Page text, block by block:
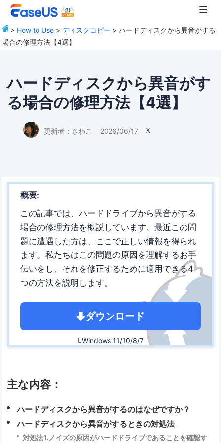
> How to Use >ディスクコピー > ハードディスクから異音がする
場合の修理方法【4選】
ハードディスクから異音がす
る場合の修理方法【4選】
更新者： さわこ 2026/06/17 
概要:
この記事では、ハードドライブから異音がする
場合の修理方法を概説しています。最近この問
題に遭遇した方は、ここで正しい情報を得られ
ます。私たちはこの問題の原因を理解するお手
伝いをし、それを修正するために適用できる4
つの方法を説明します。
ダウンロード
Windows 11/10/8/7
主な内容：
ハードディスクから異音がするのはなぜですか？
ハードディスクから異音がするときの対処法
対処法1.ノイズの原因がハードドライブであることを確認す